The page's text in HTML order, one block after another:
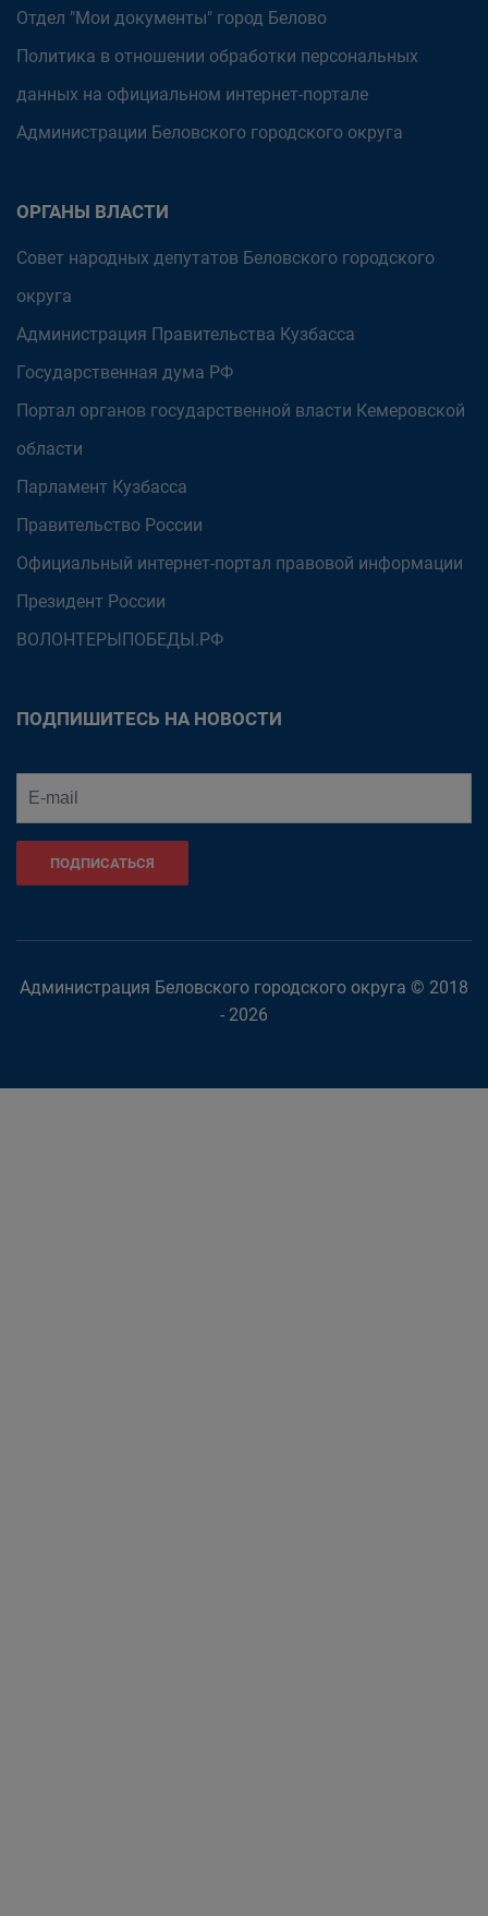
Отдел "Мои документы" город Белово
Политика в отношении обработки персональных
данных на официальном интернет-портале
Администрации Беловского городского округа
ОРГАНЫ ВЛАСТИ
Совет народных депутатов Беловского городского
округа
Администрация Правительства Кузбасса
Государственная дума РФ
Портал органов государственной власти Кемеровской
области
Парламент Кузбасса
Правительство России
Официальный интернет-портал правовой информации
Президент России
ВОЛОНТЕРЫПОБЕДЫ.РФ
ПОДПИШИТЕСЬ НА НОВОСТИ
ПОДПИСАТЬСЯ
Администрация Беловского городского округа © 2018
- 2026